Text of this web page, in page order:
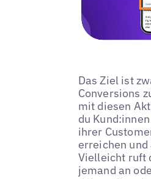
Das Ziel ist
Conversions
mit diesen
du
ihrer
erreichen
Vielleicht ruft
jemand an